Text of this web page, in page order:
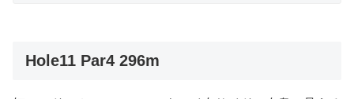
Hole11 Par4 296m